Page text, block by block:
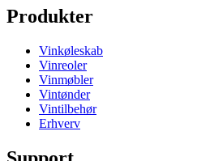
Produkter
Vinkøleskab
Vinreoler
Vinmøbler
Vintønder
Vintilbehør
Erhverv